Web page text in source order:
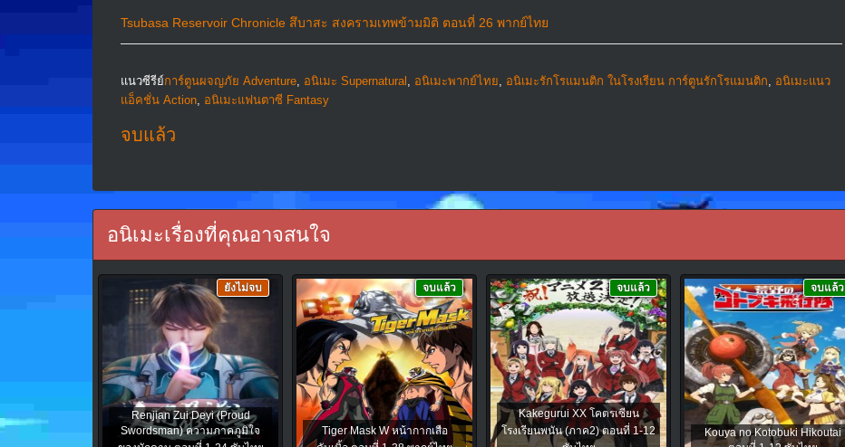
Tsubasa Reservoir Chronicle สึบาสะ สงครามเทพข้ามมิติ ตอนที่ 26 พากย์ไทย
แนวซีรีย์การ์ตูนผจญภัย Adventure, อนิเมะ Supernatural , อนิเมะพากย์ไทย, อนิเมะรักโรแมนติก ในโรงเรียน การ์ตูนรักโรแมนติก, อนิเมะแนว
แอ็คชั่น Action, อนิเมะแฟนตาซี Fantasy
จบแล้ว
อนิเมะเรื่องที่คุณอาจสนใจ
Renjian Zui Deyi (Proud
Swordsman) ความภาคภูมิใจ
ยังไม่จบ
Tiger Mask W หน้ากากเสือ
จบแล้ว
Kakegurui XX โคตรเซียน
โรงเรียนพนัน (ภาค2) ตอนที่ 1-12
จบแล้ว
Kouya no Kotobuki Hikoutai
จบแล้ว